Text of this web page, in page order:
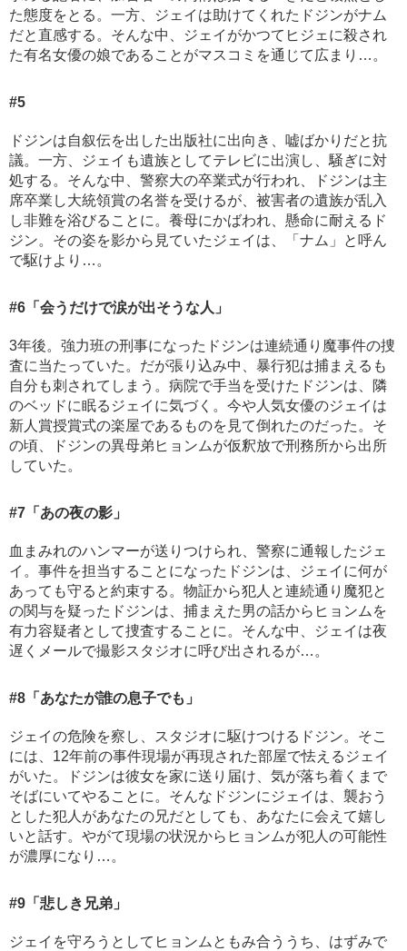
た態度をとる。一方、ジェイは助けてくれたドジンがナム
だと直感する。そんな中、ジェイがかつてヒジェに殺され
た有名女優の娘であることがマスコミを通じて広まり…。
#5
ドジンは自叙伝を出した出版社に出向き、嘘ばかりだと抗
議。一方、ジェイも遺族としてテレビに出演し、騒ぎに対
処する。そんな中、警察大の卒業式が行われ、ドジンは主
席卒業し大統領賞の名誉を受けるが、被害者の遺族が乱入
し非難を浴びることに。養母にかばわれ、懸命に耐えるド
ジン。その姿を影から見ていたジェイは、「ナム」と呼ん
で駆けより…。
#6 「会うだけで涙が出そうな人」
3年後。強力班の刑事になったドジンは連続通り魔事件の捜
査に当たっていた。だが張り込み中、暴行犯は捕まえるも
自分も刺されてしまう。病院で手当を受けたドジンは、隣
のベッドに眠るジェイに気づく。今や人気女優のジェイは
新人賞授賞式の楽屋であるものを見て倒れたのだった。そ
の頃、ドジンの異母弟ヒョンムが仮釈放で刑務所から出所
していた。
#7 「あの夜の影」
血まみれのハンマーが送りつけられ、警察に通報したジェ
イ。事件を担当することになったドジンは、ジェイに何が
あっても守ると約束する。物証から犯人と連続通り魔犯と
の関与を疑ったドジンは、捕まえた男の話からヒョンムを
有力容疑者として捜査することに。そんな中、ジェイは夜
遅くメールで撮影スタジオに呼び出されるが…。
#8 「あなたが誰の息子でも」
ジェイの危険を察し、スタジオに駆けつけるドジン。そこ
には、12年前の事件現場が再現された部屋で怯えるジェイ
がいた。ドジンは彼女を家に送り届け、気が落ち着くまで
そばにいてやることに。そんなドジンにジェイは、襲おう
とした犯人があなたの兄だとしても、あなたに会えて嬉し
いと話す。やがて現場の状況からヒョンムが犯人の可能性
が濃厚になり…。
#9 「悲しき兄弟」
ジェイを守ろうとしてヒョンムともみ合ううち、はずみで